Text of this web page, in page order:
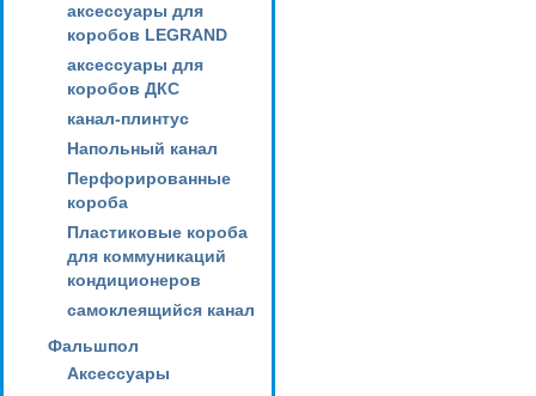
аксессуары для
коробов LEGRAND
аксессуары для
коробов ДКС
канал-плинтус
Напольный канал
Перфорированные
короба
Пластиковые короба
для коммуникаций
кондиционеров
самоклеящийся канал
Фальшпол
Аксессуары